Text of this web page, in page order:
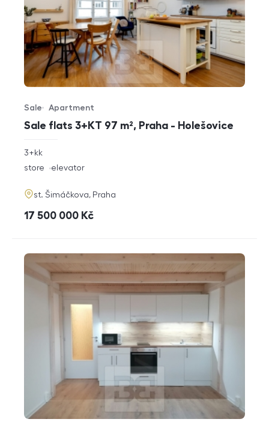
Sale flats 3+KT 97 m², Praha - Holešovice
Offer type
Sale
Property type
Apartment
rozměry
disposition
3+kk
funkce
store elevator
adresa
st. Šimáčkova, Praha
cena
17 500 000 Kč